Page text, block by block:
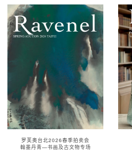
罗芙奥台北2026春季拍卖会
翰墨丹青—书画及古文物专场